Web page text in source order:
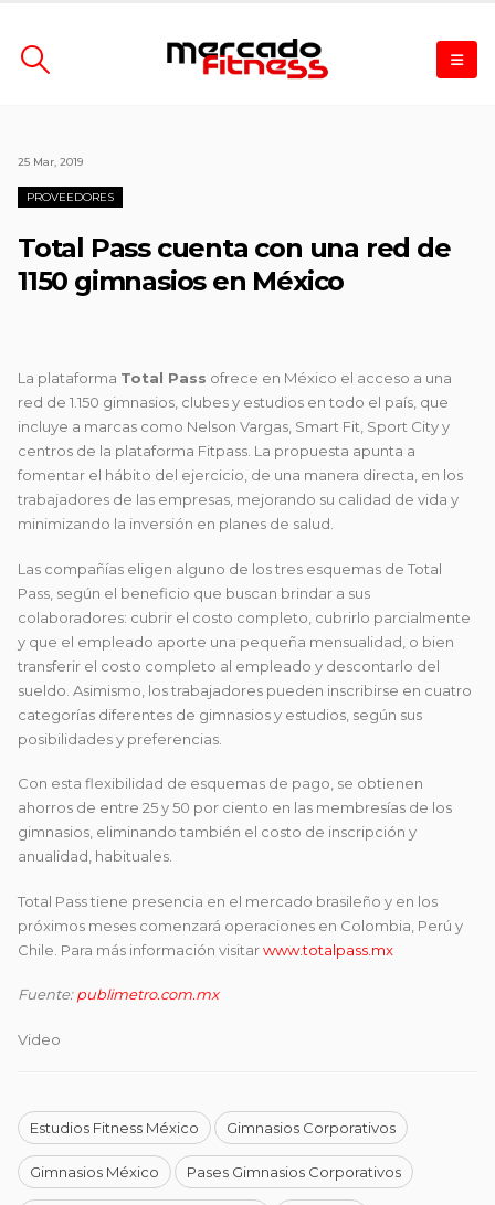
25 Mar, 2019
PROVEEDORES
Total Pass cuenta con una red de
1150 gimnasios en México
La plataforma Total Pass ofrece en México el acceso a una
red de 1.150 gimnasios, clubes y estudios en todo el país, que
incluye a marcas como Nelson Vargas, Smart Fit, Sport City y
centros de la plataforma Fitpass. La propuesta apunta a
fomentar el hábito del ejercicio, de una manera directa, en los
trabajadores de las empresas, mejorando su calidad de vida y
minimizando la inversión en planes de salud.
Las compañías eligen alguno de los tres esquemas de Total
Pass, según el beneficio que buscan brindar a sus
colaboradores: cubrir el costo completo, cubrirlo parcialmente
y que el empleado aporte una pequeña mensualidad, o bien
transferir el costo completo al empleado y descontarlo del
sueldo. Asimismo, los trabajadores pueden inscribirse en cuatro
categorías diferentes de gimnasios y estudios, según sus
posibilidades y preferencias.
Con esta flexibilidad de esquemas de pago, se obtienen
ahorros de entre 25 y 50 por ciento en las membresías de los
gimnasios, eliminando también el costo de inscripción y
anualidad, habituales.
Total Pass tiene presencia en el mercado brasileño y en los
próximos meses comenzará operaciones en Colombia, Perú y
Chile. Para más información visitarwww.totalpass.mx
Fuente:publimetro.com.mx
Video
Estudios Fitness México Gimnasios Corporativos
Gimnasios México Pases Gimnasios Corporativos